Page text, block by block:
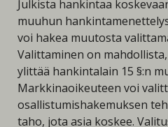
Julkista hankintaa
muuhun
voi hakea muutosta
Valittaminen on
ylittää hankintalain 15 §:n
Markkinaoikeuteen voi
osallistumishakemuksen
taho, jota asia koskee.